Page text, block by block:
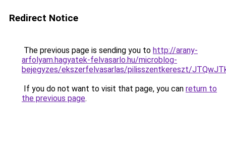
Redirect Notice
The previous page is sending you to http://arany-
arfolyam.hagyatek-felvasarlo.hu/microblog-
bejegyzes/ekszerfelvasarlas/pilisszentkereszt/
If you do not want to visit that page, you can return to
the previous page.